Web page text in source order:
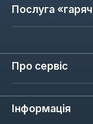
під час
знижуючи
кріплення.
крутного
Послуга
Про сервіс
Інформація